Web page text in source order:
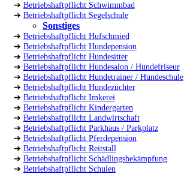
➔ Betriebshaftpflicht Schwimmbad
➔ Betriebshaftpflicht Segelschule
Sonstiges
➔ Betriebshaftpflicht Hufschmied
➔ Betriebshaftpflicht Hundepension
➔ Betriebshaftpflicht Hundesitter
➔ Betriebshaftpflicht Hundesalon / Hundefriseur
➔ Betriebshaftpflicht Hundetrainer / Hundeschule
➔ Betriebshaftpflicht Hundezüchter
➔ Betriebshaftpflicht Imkerei
➔ Betriebshaftpflicht Kindergarten
➔ Betriebshaftpflicht Landwirtschaft
➔ Betriebshaftpflicht Parkhaus / Parkplatz
➔ Betriebshaftpflicht Pferdepension
➔ Betriebshaftpflicht Reitstall
➔ Betriebshaftpflicht Schädlingsbekämpfung
➔ Betriebshaftpflicht Schulen